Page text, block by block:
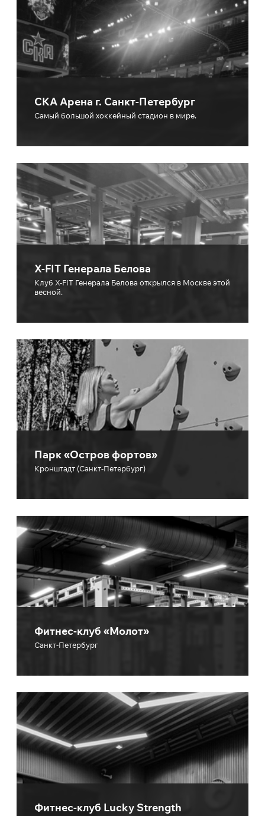
СКА Арена г. Санкт-Петербург
Cамый большой хоккейный стадион в мире.
X-FIT Генерала Белова
Клуб X-FIT Генерала Белова открылся в Москве этой
весной.
Парк «Остров фортов»
Кронштадт (Санкт-Петербург)
Фитнес-клуб «Молот»
Санкт-Петербург
Фитнес-клуб Lucky Strength